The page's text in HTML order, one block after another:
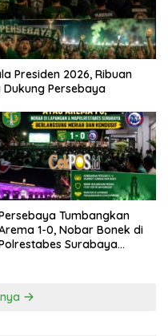
Presiden 2026, Ribuan
Persebaya
Tumbangkan
1-0, Nobar Bonek di
Surabaya